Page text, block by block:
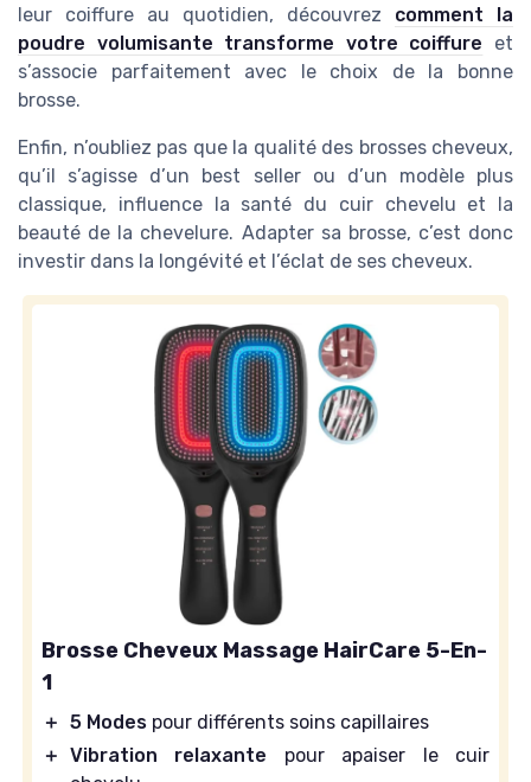
leur coiffure au quotidien, découvrez comment la
poudre volumisante transforme votre coiffure et
s’associe parfaitement avec le choix de la bonne
brosse.
Enfin, n’oubliez pas que la qualité des brosses cheveux,
qu’il s’agisse d’un best seller ou d’un modèle plus
classique, influence la santé du cuir chevelu et la
beauté de la chevelure. Adapter sa brosse, c’est donc
investir dans la longévité et l’éclat de ses cheveux.
Brosse Cheveux Massage HairCare 5-En-
1
＋ 5 Modes pour différents soins capillaires
＋ Vibration relaxante pour apaiser le cuir